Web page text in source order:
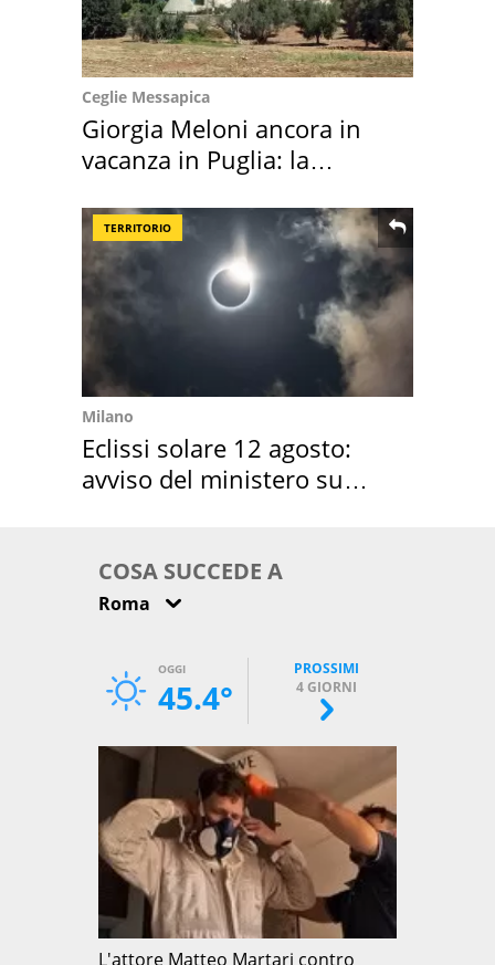
Ceglie Messapica
Giorgia Meloni ancora in
vacanza in Puglia: la
TERRITORIO
Milano
Eclissi solare 12 agosto:
avviso del ministero su